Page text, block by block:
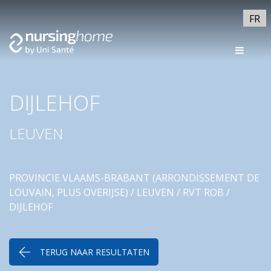
FR
DIJLEHOF
LEUVEN
PROVINCIE VLAAMS-BRABANT (ARRONDISSEMENT DE
LOUVAIN, PLUS OVERIJSE) / LEUVEN / RVT ROB /
DIJLEHOF
TERUG NAAR RESULTATEN